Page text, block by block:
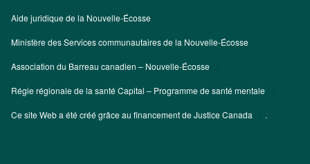
Aide juridique de la Nouvelle-Écosse
Ministère des Services communautaires de la Nouvelle-Écosse
Association du Barreau canadien – Nouvelle-Écosse
Régie régionale de la santé Capital – Programme de santé mentale
Ce site Web a été créé grâce au financement deJustice Canada .